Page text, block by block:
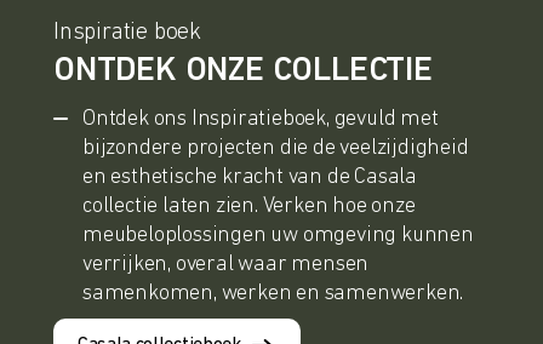
Inspiratie boek
ONTDEK ONZE COLLECTIE
Ontdek ons Inspiratieboek, gevuld met
bijzondere projecten die de veelzijdigheid
en esthetische kracht van de Casala
collectie laten zien. Verken hoe onze
meubeloplossingen uw omgeving kunnen
verrijken, overal waar mensen
samenkomen, werken en samenwerken.